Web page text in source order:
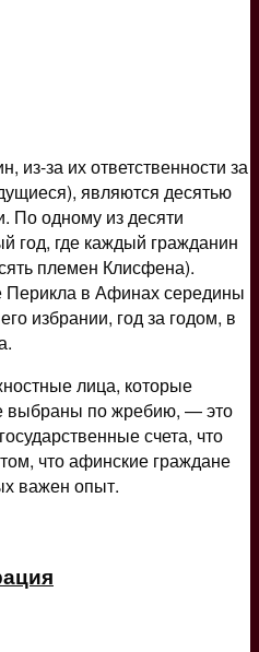
за их ответственности за
являются десятью
По одному из десяти
год, где каждый гражданин
племен Клисфена).
в Афинах середины
избрании, год за годом, в
лица, которые
выбраны по жребию, — это
счета, что
что афинские граждане
важен опыт.